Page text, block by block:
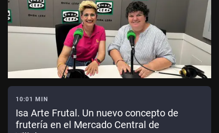
10:01 MIN
Isa Arte Frutal. Un nuevo concepto de
frutería en el Mercado Central de